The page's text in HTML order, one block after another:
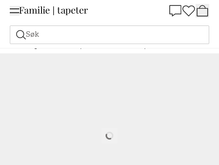
Søk
Maling Bestill basert på NCS Bestill basert på NCS 3060-B20G
Loading…